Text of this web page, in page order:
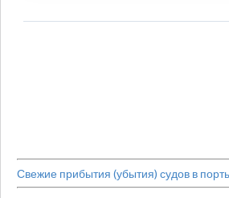
Свежие прибытия (убытия) судов в